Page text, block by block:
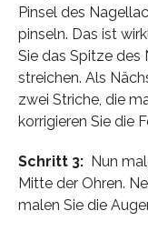
Pinsel des
pinseln. Das ist
Sie das Spitze des
streichen. Als
zwei Striche, die
korrigieren Sie die
Schritt 3: Nun
Mitte der Ohren.
malen Sie die